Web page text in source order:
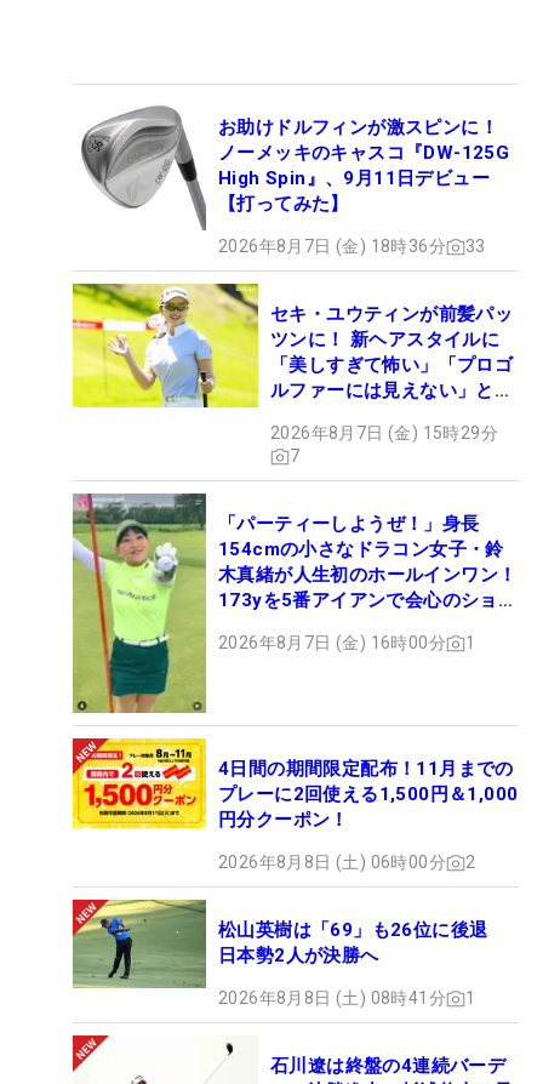
お助けドルフィンが激スピンに！
ノーメッキのキャスコ『DW-125G
High Spin』、9月11日デビュー
【打ってみた】
2026年8月7日 (金) 18時36分 33
セキ・ユウティンが前髪パッ
ツンに！ 新ヘアスタイルに
「美しすぎて怖い」「プロゴ
ルファーには見えない」とコ
2026年8月7日 (金) 15時29分
7
「パーティーしようぜ！」身長
154cmの小さなドラコン女子・鈴
木真緒が人生初のホールインワン！
173yを5番アイアンで会心のショッ
2026年8月7日 (金) 16時00分 1
4日間の期間限定配布！11月までの
プレーに2回使える1,500円＆1,000
円分クーポン！
2026年8月8日 (土) 06時00分 2
松山英樹は「69」も26位に後退
日本勢2人が決勝へ
2026年8月8日 (土) 08時41分 1
石川遼は終盤の4連続バーデ